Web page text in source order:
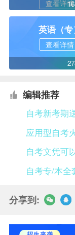
查看详情
英语（专
查看详情
编辑推荐
自考新考期
应用型自考
自考文凭可
自考专/本全
分享到: